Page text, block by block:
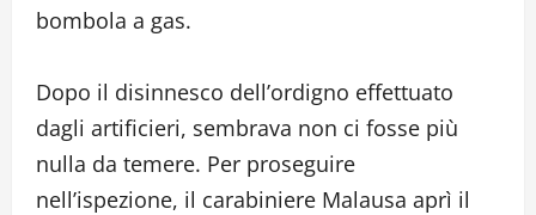
bombola a gas.
Dopo il disinnesco dell’ordigno effettuato
dagli artificieri, sembrava non ci fosse più
nulla da temere. Per proseguire
nell’ispezione, il carabiniere Malausa aprì il